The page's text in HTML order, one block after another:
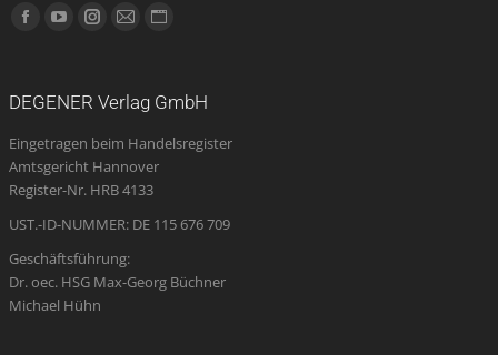
Finden Sie uns auf:
Facebook
new
window
YouTube
new
window
Instagram
new
window
E-
opens
in
new
Website
new
DEGENER Verlag GmbH
Eingetragen beim Handelsregister
Amtsgericht Hannover
Register-Nr. HRB 4133
UST.-ID-NUMMER: DE 115 676 709
Geschäftsführung:
Dr. oec. HSG Max-Georg Büchner
Michael Hühn